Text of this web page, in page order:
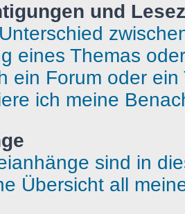
und
eines Themas
ein Forum oder
ich meine
sind in
Übersicht all